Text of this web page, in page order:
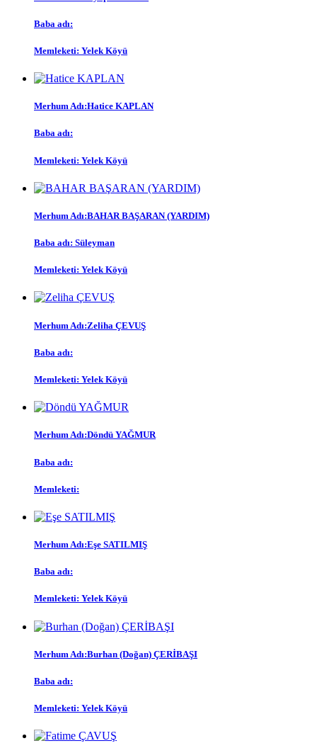
Baba adı:
Memleketi: Yelek Köyü
Merhum Adı:Hatice KAPLAN
Baba adı:
Memleketi: Yelek Köyü
Merhum Adı:BAHAR BAŞARAN (YARDIM)
Baba adı: Süleyman
Memleketi: Yelek Köyü
Merhum Adı:Zeliha ÇEVUŞ
Baba adı:
Memleketi: Yelek Köyü
Merhum Adı:Döndü YAĞMUR
Baba adı:
Memleketi:
Merhum Adı:Eşe SATILMIŞ
Baba adı:
Memleketi: Yelek Köyü
Merhum Adı:Burhan (Doğan) ÇERİBAŞI
Baba adı:
Memleketi: Yelek Köyü